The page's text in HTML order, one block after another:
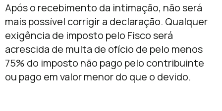
Após o recebimento da intimação, não será
mais possível corrigir a declaração. Qualquer
exigência de imposto pelo Fisco será
acrescida de multa de ofício de pelo menos
75% do imposto não pago pelo contribuinte
ou pago em valor menor do que o devido.